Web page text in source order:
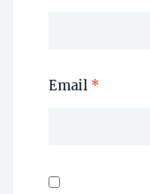
Email *